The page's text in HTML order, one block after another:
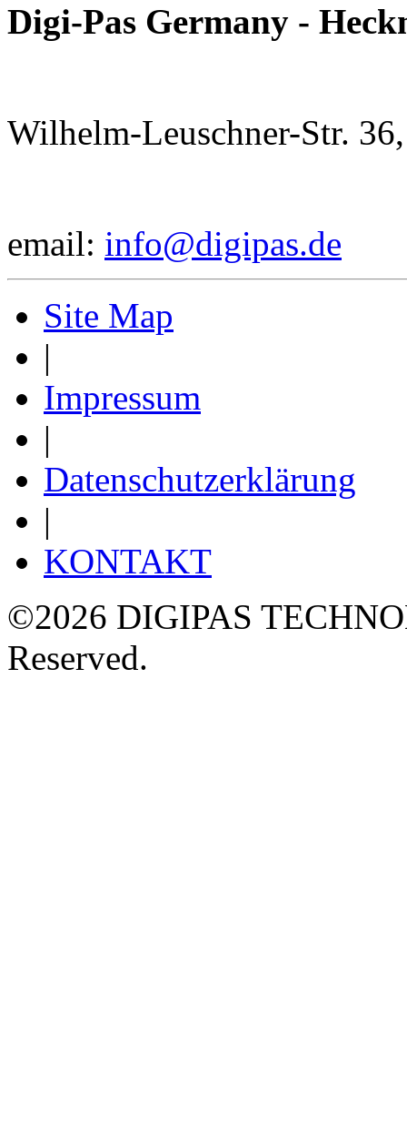
Digi-Pas Germany -
Wilhelm-Leuschner-Str.
email: info@digipas.de
Site Map
|
Impressum
|
Datenschutzerklärung
|
KONTAKT
©2026 DIGIPAS
Reserved.